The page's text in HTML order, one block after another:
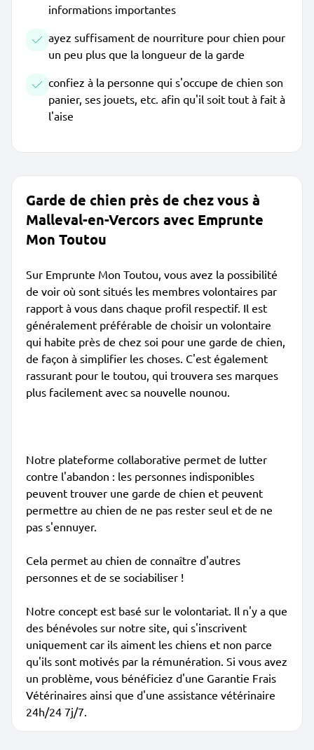
informations importantes
ayez suffisament de nourriture pour chien pour
un peu plus que la longueur de la garde
confiez à la personne qui s'occupe de chien son
panier, ses jouets, etc. afin qu'il soit tout à fait à
l'aise
Garde de chien près de chez vous à
Malleval-en-Vercors avec Emprunte
Mon Toutou
Sur Emprunte Mon Toutou, vous avez la possibilité
de voir où sont situés les membres volontaires par
rapport à vous dans chaque profil respectif. Il est
généralement préférable de choisir un volontaire
qui habite près de chez soi pour une garde de chien,
de façon à simplifier les choses. C'est également
rassurant pour le toutou, qui trouvera ses marques
plus facilement avec sa nouvelle nounou.
Notre plateforme collaborative permet de lutter
contre l'abandon : les personnes indisponibles
peuvent trouver une garde de chien et peuvent
permettre au chien de ne pas rester seul et de ne
pas s'ennuyer.
Cela permet au chien de connaître d'autres
personnes et de se sociabiliser !
Notre concept est basé sur le volontariat. Il n'y a que
des bénévoles sur notre site, qui s'inscrivent
uniquement car ils aiment les chiens et non parce
qu'ils sont motivés par la rémunération. Si vous avez
un problème, vous bénéficiez d'une Garantie Frais
Vétérinaires ainsi que d'une assistance vétérinaire
24h/24 7j/7.